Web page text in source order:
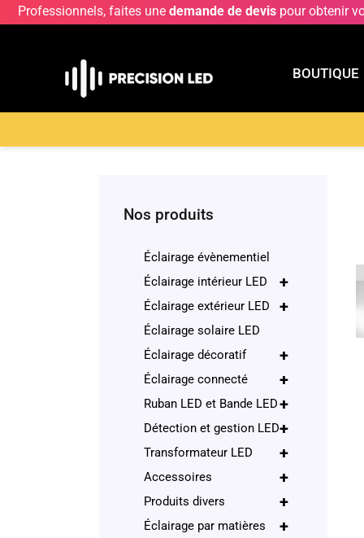
Professionnels, faites une demande de devis pour obtenir
BOUTIQUE
Nos produits
Éclairage évènementiel
+
Éclairage intérieur LED
+
Éclairage extérieur LED
Éclairage solaire LED
+
Éclairage décoratif
+
Éclairage connecté
+
Ruban LED et Bande LED
+
Détection et gestion LED
+
Transformateur LED
+
Accessoires
+
Produits divers
+
Éclairage par matières